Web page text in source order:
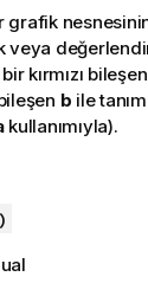
grafik
veya
kırmızı bileşen
b ile
kullanımıyla).